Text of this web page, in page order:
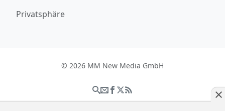
Privatsphäre
© 2026 MM New Media GmbH